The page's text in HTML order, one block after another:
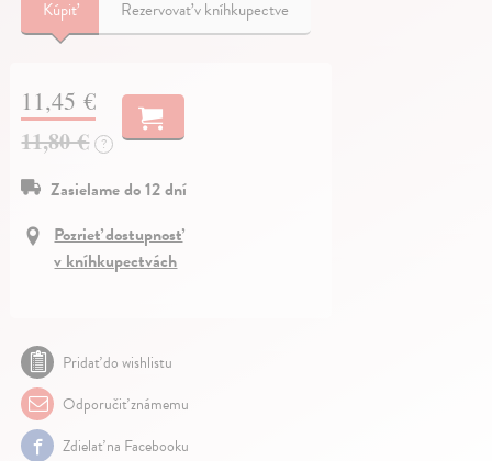
Kúpiť Rezervovať v kníhkupectve
11,45 €
11,80 € ?
Zasielame do 12 dní
Pozrieť dostupnosť
v kníhkupectvách
Pridať do wishlistu
Odporučiť známemu
Zdielať na Facebooku